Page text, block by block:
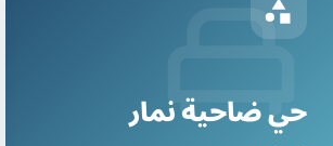
حي ضاحية نمار